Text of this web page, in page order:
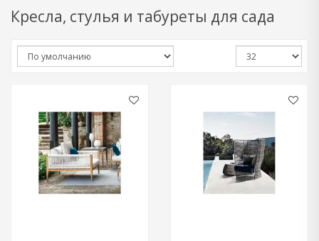
Кресла, стулья и табуреты для сада